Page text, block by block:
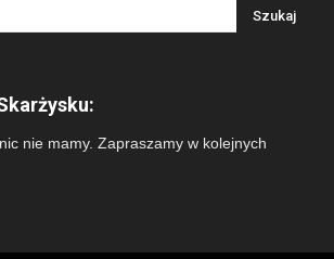
nie mamy. Zapraszamy w kolejnych